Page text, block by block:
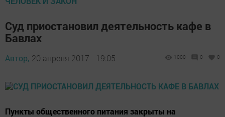
Суд приостановил деятельность кафе в
Бавлах
Автор, 20 апреля 2017 - 19:05 1000 0 0
Пункты общественного питания закрыты на